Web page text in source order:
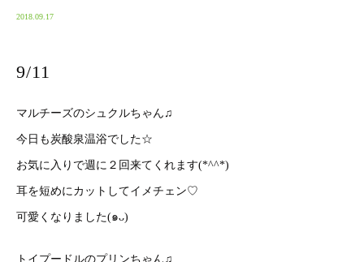
2018.09.17
9/11
マルチーズのシュクルちゃん♫
今日も炭酸泉温浴でした☆
お気に入りで週に２回来てくれます(*^^*)
耳を短めにカットしてイメチェン♡
可愛くなりました(๑ᴗ)
トイプードルのプリンちゃん♫